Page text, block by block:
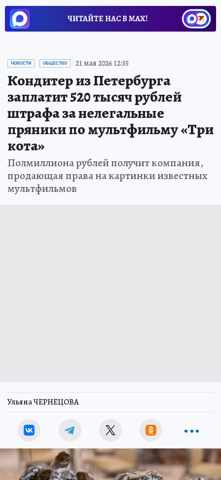
ЧИТАЙТЕ НАС В МАХ!
НОВОСТИ ОБЩЕСТВО 21 мая 2026 12:35
Кондитер из Петербурга
заплатит 520 тысяч рублей
штрафа за нелегальные
пряники по мультфильму «Три
кота»
Полмиллиона рублей получит компания,
продающая права на картинки известных
мультфильмов
Ульяна ЧЕРНЕЦОВА